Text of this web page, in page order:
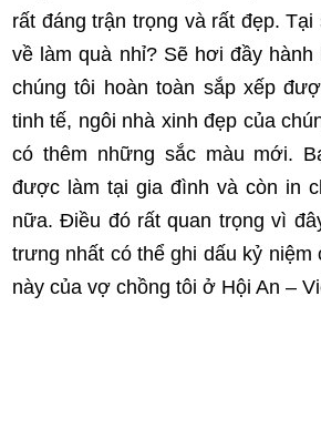
rất đáng trận trọng và rất đẹp.
về làm quà nhỉ? Sẽ hơi đầy
chúng tôi hoàn toàn sắp xếp
tinh tế, ngôi nhà xinh đẹp của
có thêm những sắc màu mới.
được làm tại gia đình và còn in
nữa. Điều đó rất quan trọng vì
trưng nhất có thể ghi dấu kỷ niệm
này của vợ chồng tôi ở Hội An –